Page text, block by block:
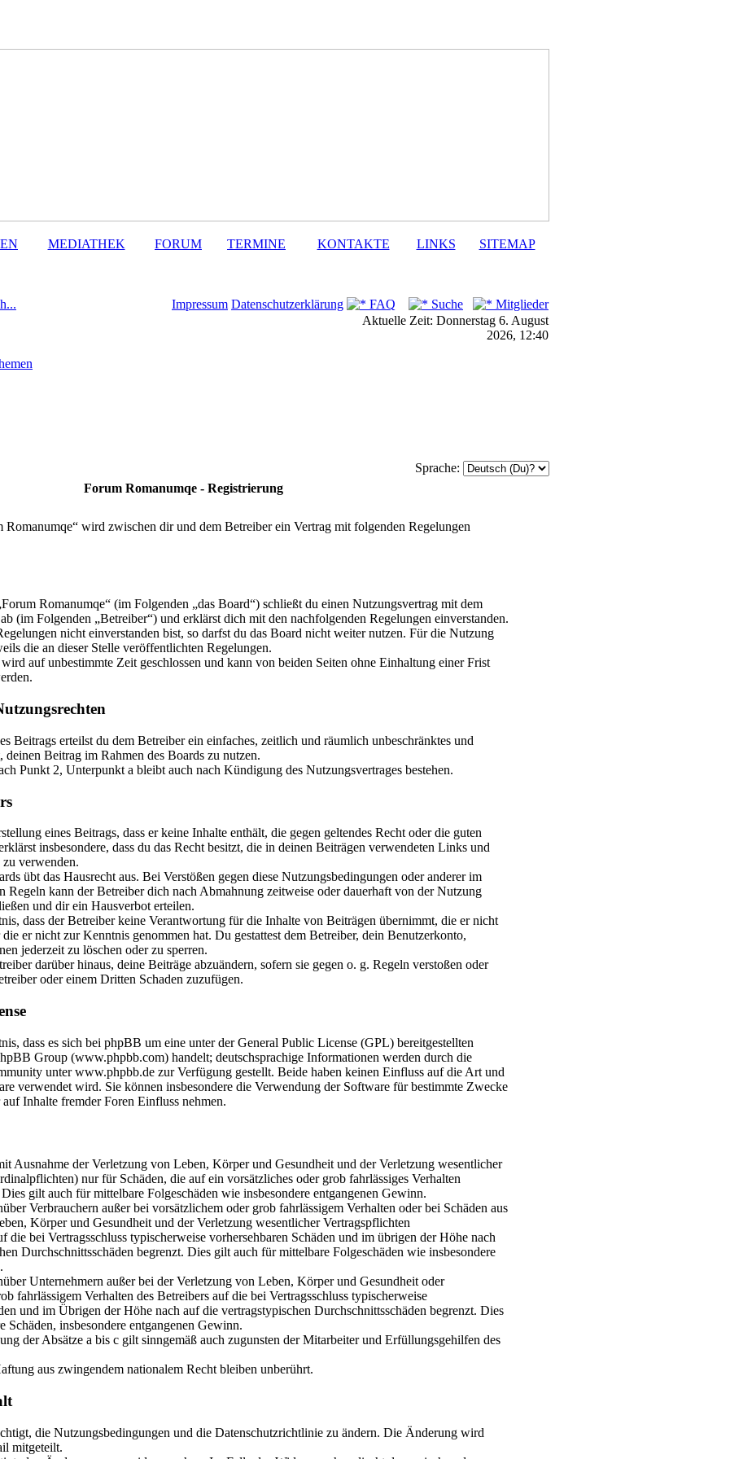
MEDIATHEK FORUM TERMINE KONTAKTE LINKS SITEMAP
Impressum Datenschutzerklärung FAQ Suche
Mitglieder
Aktuelle Zeit: Donnerstag 6. August
2026, 12:40
Sprache:
Forum Romanumqe - Registrierung
wird zwischen dir und dem Betreiber ein Vertrag mit folgenden Regelungen
Romanumqe“ (im Folgenden „das Board“) schließt du einen Nutzungsvertrag mit dem
(im Folgenden „Betreiber“) und erklärst dich mit den nachfolgenden Regelungen einverstanden.
nicht einverstanden bist, so darfst du das Board nicht weiter nutzen. Für die Nutzung
die an dieser Stelle veröffentlichten Regelungen.
auf unbestimmte Zeit geschlossen und kann von beiden Seiten ohne Einhaltung einer Frist
Beitrags erteilst du dem Betreiber ein einfaches, zeitlich und räumlich unbeschränktes und
deinen Beitrag im Rahmen des Boards zu nutzen.
Punkt 2, Unterpunkt a bleibt auch nach Kündigung des Nutzungsvertrages bestehen.
eines Beitrags, dass er keine Inhalte enthält, die gegen geltendes Recht oder die guten
insbesondere, dass du das Recht besitzt, die in deinen Beiträgen verwendeten Links und
verwenden.
übt das Hausrecht aus. Bei Verstößen gegen diese Nutzungsbedingungen oder anderer im
Regeln kann der Betreiber dich nach Abmahnung zeitweise oder dauerhaft von der Nutzung
und dir ein Hausverbot erteilen.
dass der Betreiber keine Verantwortung für die Inhalte von Beiträgen übernimmt, die er nicht
die er nicht zur Kenntnis genommen hat. Du gestattest dem Betreiber, dein Benutzerkonto,
jederzeit zu löschen oder zu sperren.
darüber hinaus, deine Beiträge abzuändern, sofern sie gegen o. g. Regeln verstoßen oder
oder einem Dritten Schaden zuzufügen.
dass es sich bei phpBB um eine unter der General Public License (GPL) bereitgestellten
Group (www.phpbb.com) handelt; deutschsprachige Informationen werden durch die
unter www.phpbb.de zur Verfügung gestellt. Beide haben keinen Einfluss auf die Art und
verwendet wird. Sie können insbesondere die Verwendung der Software für bestimmte Zwecke
Inhalte fremder Foren Einfluss nehmen.
Ausnahme der Verletzung von Leben, Körper und Gesundheit und der Verletzung wesentlicher
nur für Schäden, die auf ein vorsätzliches oder grob fahrlässiges Verhalten
gilt auch für mittelbare Folgeschäden wie insbesondere entgangenen Gewinn.
Verbrauchern außer bei vorsätzlichem oder grob fahrlässigem Verhalten oder bei Schäden aus
Körper und Gesundheit und der Verletzung wesentlicher Vertragspflichten
die bei Vertragsschluss typischerweise vorhersehbaren Schäden und im übrigen der Höhe nach
Durchschnittsschäden begrenzt. Dies gilt auch für mittelbare Folgeschäden wie insbesondere
Unternehmern außer bei der Verletzung von Leben, Körper und Gesundheit oder
fahrlässigem Verhalten des Betreibers auf die bei Vertragsschluss typischerweise
und im Übrigen der Höhe nach auf die vertragstypischen Durchschnittsschäden begrenzt. Dies
Schäden, insbesondere entgangenen Gewinn.
der Absätze a bis c gilt sinngemäß auch zugunsten der Mitarbeiter und Erfüllungsgehilfen des
aus zwingendem nationalem Recht bleiben unberührt.
die Nutzungsbedingungen und die Datenschutzrichtlinie zu ändern. Die Änderung wird
mitgeteilt.